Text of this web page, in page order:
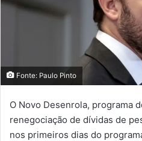
Fonte: Paulo Pinto
O Novo Desenrola, programa
renegociação de dívidas de
nos primeiros dias do